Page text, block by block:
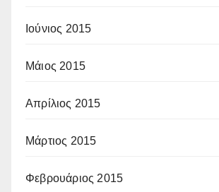
Ιούνιος 2015
Μάιος 2015
Απρίλιος 2015
Μάρτιος 2015
Φεβρουάριος 2015